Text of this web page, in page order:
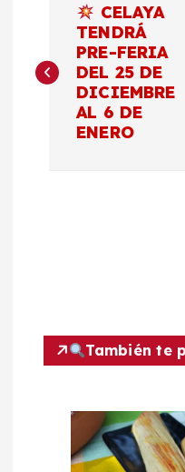
v
CELAYA
TENDRÁ
PRE-FERIA
DEL 25 DE
DICIEMBRE
AL 6 DE
ENERO
También te